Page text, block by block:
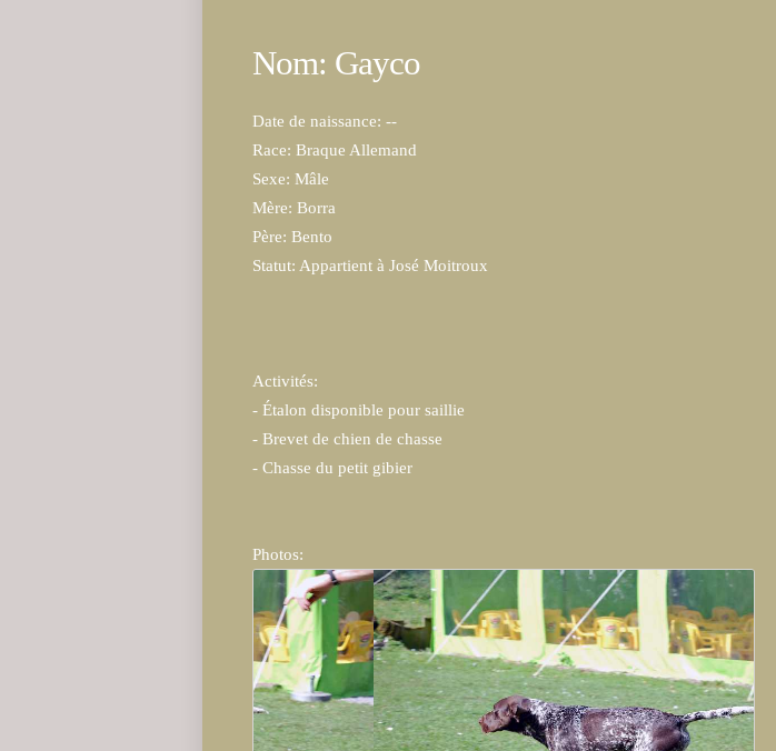
Nom: Gayco
Date de naissance: --
Race: Braque Allemand
Sexe: Mâle
Mère: Borra
Père: Bento
Statut: Appartient à José Moitroux
Activités:
- Étalon disponible pour saillie
- Brevet de chien de chasse
- Chasse du petit gibier
Photos: